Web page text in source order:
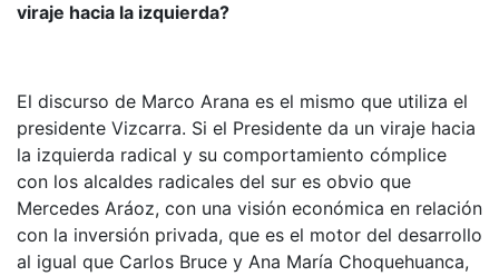
viraje hacia la izquierda?
El discurso de Marco Arana es el mismo que utiliza el
presidente Vizcarra. Si el Presidente da un viraje hacia
la izquierda radical y su comportamiento cómplice
con los alcaldes radicales del sur es obvio que
Mercedes Aráoz, con una visión económica en relación
con la inversión privada, que es el motor del desarrollo
al igual que Carlos Bruce y Ana María Choquehuanca,